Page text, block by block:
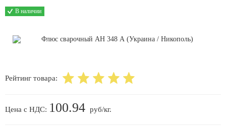
В наличии
Рейтинг товара:
Цена с НДС: 100.94 руб/кг.